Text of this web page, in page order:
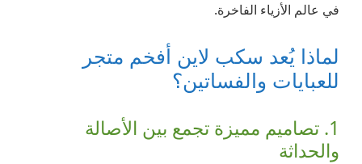
في عالم الأزياء الفاخرة.
لماذا يُعد سكب لاين أفخم متجر
للعبايات والفساتين؟
1. تصاميم مميزة تجمع بين الأصالة
والحداثة